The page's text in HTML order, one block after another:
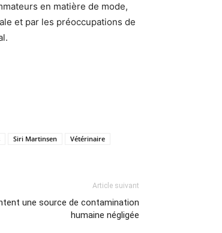
en matière de mode,
et par les préoccupations de
Siri Martinsen
Vétérinaire
Article suivant
une source de contamination
humaine négligée